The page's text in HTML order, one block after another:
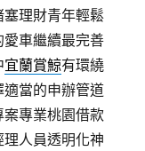
理財青年輕鬆
愛車繼續最完善
宜蘭賞鯨有環繞
當的申辦管道
專業桃園借款
理人員透明化神